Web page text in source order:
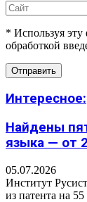
* Используя эту
обработкой
Интересное:
Найдены
языка — от
05.07.2026
Институт
из патента на